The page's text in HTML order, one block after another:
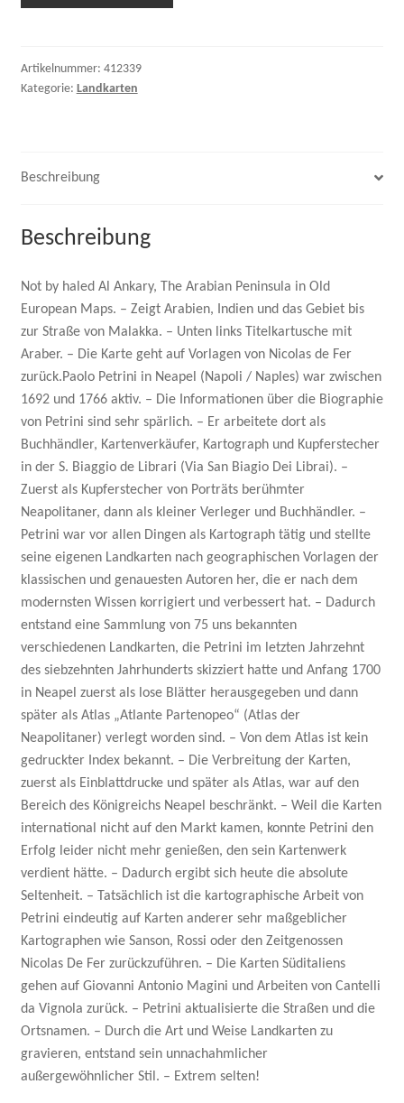
Artikelnummer: 412339
Kategorie: Landkarten
Beschreibung
Beschreibung
Not by haled Al Ankary, The Arabian Peninsula in Old
European Maps. – Zeigt Arabien, Indien und das Gebiet bis
zur Straße von Malakka. – Unten links Titelkartusche mit
Araber. – Die Karte geht auf Vorlagen von Nicolas de Fer
zurück.Paolo Petrini in Neapel (Napoli / Naples) war zwischen
1692 und 1766 aktiv. – Die Informationen über die Biographie
von Petrini sind sehr spärlich. – Er arbeitete dort als
Buchhändler, Kartenverkäufer, Kartograph und Kupferstecher
in der S. Biaggio de Librari (Via San Biagio Dei Librai). –
Zuerst als Kupferstecher von Porträts berühmter
Neapolitaner, dann als kleiner Verleger und Buchhändler. –
Petrini war vor allen Dingen als Kartograph tätig und stellte
seine eigenen Landkarten nach geographischen Vorlagen der
klassischen und genauesten Autoren her, die er nach dem
modernsten Wissen korrigiert und verbessert hat. – Dadurch
entstand eine Sammlung von 75 uns bekannten
verschiedenen Landkarten, die Petrini im letzten Jahrzehnt
des siebzehnten Jahrhunderts skizziert hatte und Anfang 1700
in Neapel zuerst als lose Blätter herausgegeben und dann
später als Atlas „Atlante Partenopeo“ (Atlas der
Neapolitaner) verlegt worden sind. – Von dem Atlas ist kein
gedruckter Index bekannt. – Die Verbreitung der Karten,
zuerst als Einblattdrucke und später als Atlas, war auf den
Bereich des Königreichs Neapel beschränkt. – Weil die Karten
international nicht auf den Markt kamen, konnte Petrini den
Erfolg leider nicht mehr genießen, den sein Kartenwerk
verdient hätte. – Dadurch ergibt sich heute die absolute
Seltenheit. – Tatsächlich ist die kartographische Arbeit von
Petrini eindeutig auf Karten anderer sehr maßgeblicher
Kartographen wie Sanson, Rossi oder den Zeitgenossen
Nicolas De Fer zurückzuführen. – Die Karten Süditaliens
gehen auf Giovanni Antonio Magini und Arbeiten von Cantelli
da Vignola zurück. – Petrini aktualisierte die Straßen und die
Ortsnamen. – Durch die Art und Weise Landkarten zu
gravieren, entstand sein unnachahmlicher
außergewöhnlicher Stil. – Extrem selten!